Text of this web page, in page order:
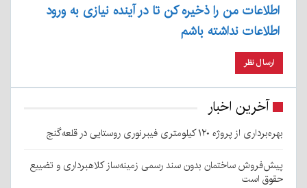
اطلاعات من را ذخیره کن تا در آینده نیازی به ورود
اطلاعات نداشته باشم
آخرین اخبار
بهره‌برداری از پروژه ۱۲۰ کیلومتری فیبرنوری روستایی در قلعه‌گنج
پیش‌فروش ساختمان بدون سند رسمی زمینه‌ساز کلاهبرداری و تضییع
حقوق است